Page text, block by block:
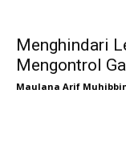
Menghindari
Mengontrol
Maulana Arif